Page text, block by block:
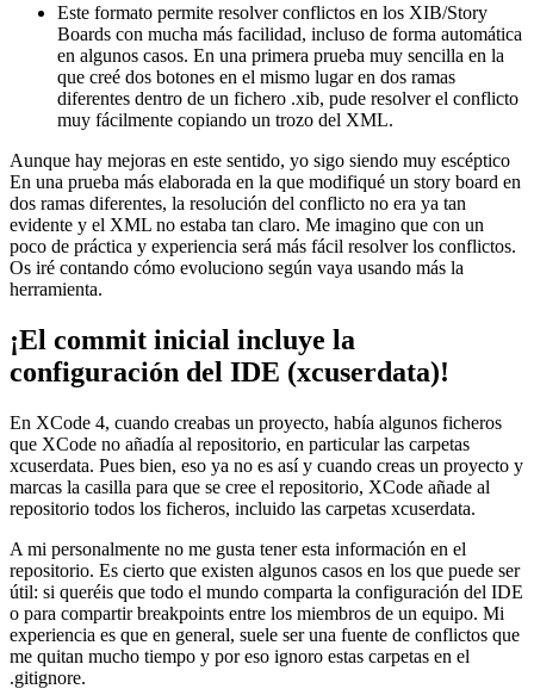
Este formato permite resolver conflictos en los XIB/Story
Boards con mucha más facilidad, incluso de forma automática
en algunos casos. En una primera prueba muy sencilla en la
que creé dos botones en el mismo lugar en dos ramas
diferentes dentro de un fichero .xib, pude resolver el conflicto
muy fácilmente copiando un trozo del XML.
Aunque hay mejoras en este sentido, yo sigo siendo muy escéptico
En una prueba más elaborada en la que modifiqué un story board en
dos ramas diferentes, la resolución del conflicto no era ya tan
evidente y el XML no estaba tan claro. Me imagino que con un
poco de práctica y experiencia será más fácil resolver los conflictos.
Os iré contando cómo evoluciono según vaya usando más la
herramienta.
¡El commit inicial incluye la
configuración del IDE (xcuserdata)!
En XCode 4, cuando creabas un proyecto, había algunos ficheros
que XCode no añadía al repositorio, en particular las carpetas
xcuserdata. Pues bien, eso ya no es así y cuando creas un proyecto y
marcas la casilla para que se cree el repositorio, XCode añade al
repositorio todos los ficheros, incluido las carpetas xcuserdata.
A mi personalmente no me gusta tener esta información en el
repositorio. Es cierto que existen algunos casos en los que puede ser
útil: si queréis que todo el mundo comparta la configuración del IDE
o para compartir breakpoints entre los miembros de un equipo. Mi
experiencia es que en general, suele ser una fuente de conflictos que
me quitan mucho tiempo y por eso ignoro estas carpetas en el
.gitignore.